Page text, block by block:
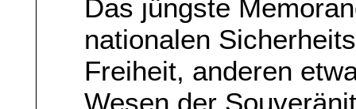
Das jüngste
nationalen
Freiheit, anderen
Wesen der